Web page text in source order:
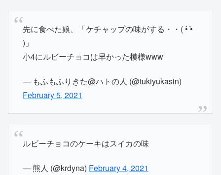
先に食べた娘、「ケチャップの味がする・・( •́ •̀
)」
小4にルビーチョコは早かった模様www
— もふもふりきた@ハトの人 (@tukiyukasin)
February 5, 2021
ルビーチョコのケーキはスイカの味
— 熊人 (@krdyna) February 4, 2021